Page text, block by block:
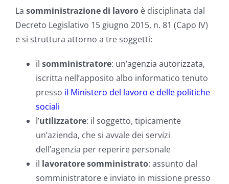
La somministrazione di lavoro è disciplinata dal
Decreto Legislativo 15 giugno 2015, n. 81 (Capo IV)
e si struttura attorno a tre soggetti:
il somministratore: un’agenzia autorizzata,
iscritta nell’apposito albo informatico tenuto
presso il Ministero del lavoro e delle politiche
sociali
l’utilizzatore: il soggetto, tipicamente
un’azienda, che si avvale dei servizi
dell’agenzia per reperire personale
il lavoratore somministrato: assunto dal
somministratore e inviato in missione presso